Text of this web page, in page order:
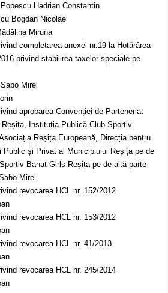
Hadrian Constantin
Bogdan Nicolae
Miruna
completarea anexei nr.19 la Hotărârea
privind stabilirea taxelor speciale pe
Mirel
aprobarea Convenției de Parteneriat
Instituția Publică Club Sportiv
Reșița Europeană, Direcția pentru
Public și Privat al Municipiului Reșița pe de
Banat Girls Reșița pe de altă parte
Mirel
revocarea HCL nr. 152/2012
revocarea HCL nr. 153/2012
revocarea HCL nr. 41/2013
revocarea HCL nr. 245/2014